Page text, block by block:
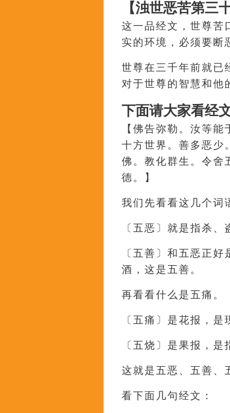
【浊世恶苦第三
这一品经文，世尊苦
实的环境，必须要断
世尊在三千年前就已
对于世尊的智慧和他
下面请大家看经
【佛告弥勒。汝等
十方世界。善多恶少
佛。教化群生。令舍
德。】
我们先看看这几个词
〔五恶〕就是指杀、
〔五善〕和五恶正
酒，这是五善。
再看看什么是五痛。
〔五痛〕是花报，
〔五烧〕是果报，是
这就是五恶、五善、
看下面几句经文：